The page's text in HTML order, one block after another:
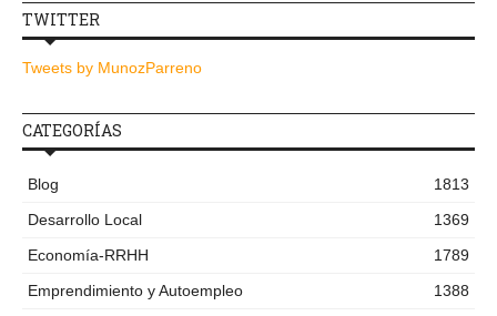
TWITTER
Tweets by MunozParreno
CATEGORÍAS
Blog
1813
Desarrollo Local
1369
Economía-RRHH
1789
Emprendimiento y Autoempleo
1388